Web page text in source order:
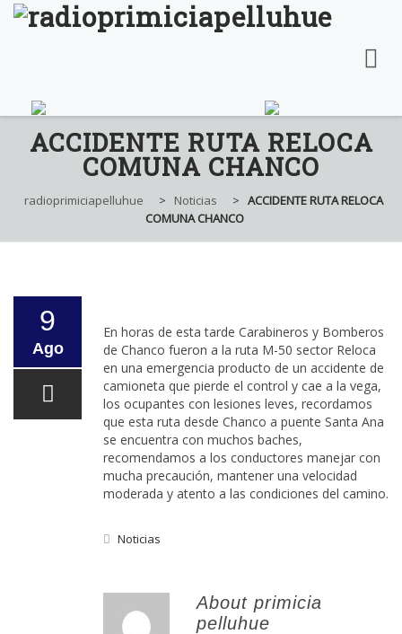
ACCIDENTE RUTA RELOCA
COMUNA CHANCO
radioprimiciapelluhue > Noticias > ACCIDENTE RUTA RELOCA
COMUNA CHANCO
9
Ago
En horas de esta tarde Carabineros y Bomberos
de Chanco fueron a la ruta M-50 sector Reloca
en una emergencia producto de un accidente de
camioneta que pierde el control y cae a la vega,
los ocupantes con lesiones leves, recordamos
que esta ruta desde Chanco a puente Santa Ana
se encuentra con muchos baches,
recomendamos a los conductores manejar con
mucha precaución, mantener una velocidad
moderada y atento a las condiciones del camino.
Noticias
About primicia
pelluhue